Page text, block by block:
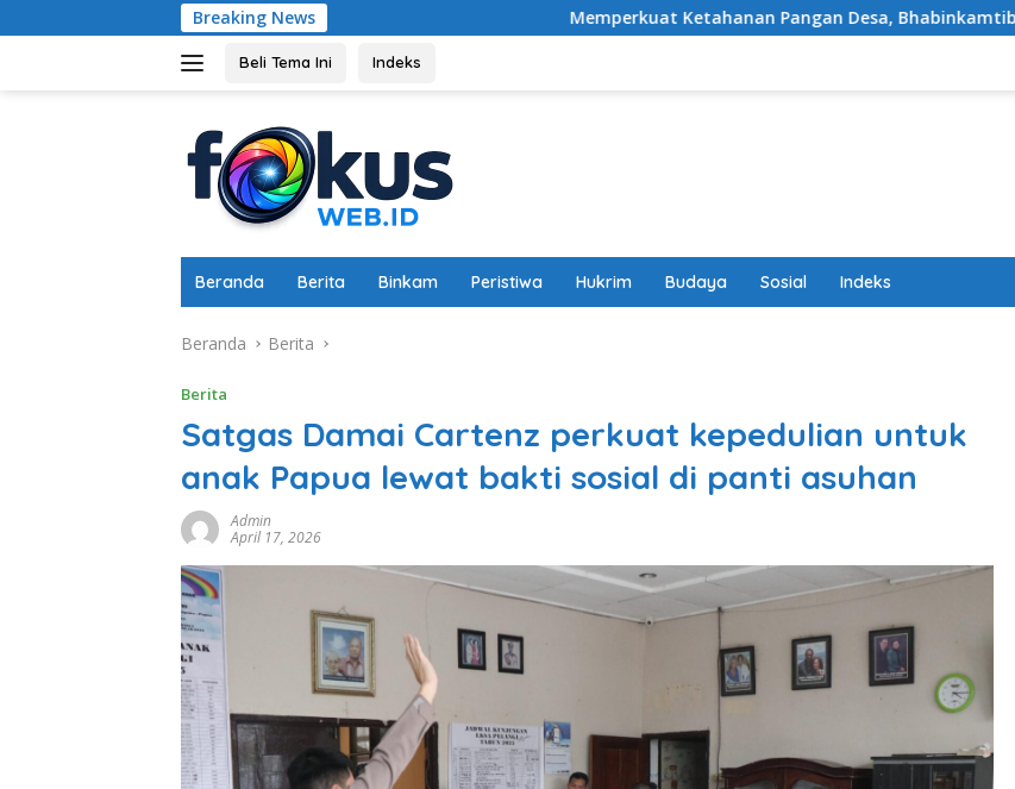
ke
Breaking News Memperkuat Ketahanan Pangan Desa, Bhabinkamtibmas Polsek Labuapi
Beli Tema Ini Indeks
Beranda Berita Binkam Peristiwa Hukrim Budaya Sosial Indeks
Beranda Berita
Berita
Satgas Damai Cartenz perkuat kepedulian untuk
anak Papua lewat bakti sosial di panti asuhan
Admin
April 17, 2026